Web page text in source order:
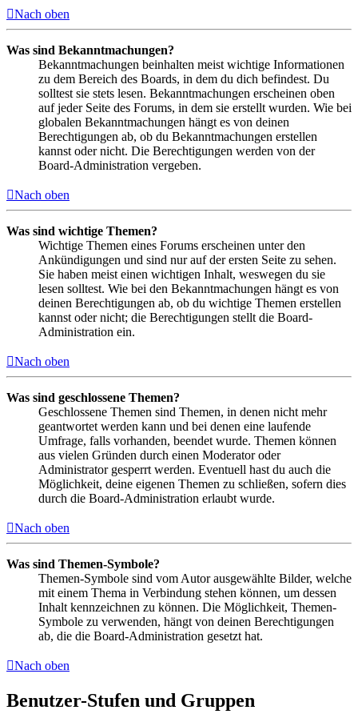
Nach oben
Was sind Bekanntmachungen?
Bekanntmachungen beinhalten meist wichtige Informationen
zu dem Bereich des Boards, in dem du dich befindest. Du
solltest sie stets lesen. Bekanntmachungen erscheinen oben
auf jeder Seite des Forums, in dem sie erstellt wurden. Wie bei
globalen Bekanntmachungen hängt es von deinen
Berechtigungen ab, ob du Bekanntmachungen erstellen
kannst oder nicht. Die Berechtigungen werden von der
Board-Administration vergeben.
Nach oben
Was sind wichtige Themen?
Wichtige Themen eines Forums erscheinen unter den
Ankündigungen und sind nur auf der ersten Seite zu sehen.
Sie haben meist einen wichtigen Inhalt, weswegen du sie
lesen solltest. Wie bei den Bekanntmachungen hängt es von
deinen Berechtigungen ab, ob du wichtige Themen erstellen
kannst oder nicht; die Berechtigungen stellt die Board-
Administration ein.
Nach oben
Was sind geschlossene Themen?
Geschlossene Themen sind Themen, in denen nicht mehr
geantwortet werden kann und bei denen eine laufende
Umfrage, falls vorhanden, beendet wurde. Themen können
aus vielen Gründen durch einen Moderator oder
Administrator gesperrt werden. Eventuell hast du auch die
Möglichkeit, deine eigenen Themen zu schließen, sofern dies
durch die Board-Administration erlaubt wurde.
Nach oben
Was sind Themen-Symbole?
Themen-Symbole sind vom Autor ausgewählte Bilder, welche
mit einem Thema in Verbindung stehen können, um dessen
Inhalt kennzeichnen zu können. Die Möglichkeit, Themen-
Symbole zu verwenden, hängt von deinen Berechtigungen
ab, die die Board-Administration gesetzt hat.
Nach oben
Benutzer-Stufen und Gruppen